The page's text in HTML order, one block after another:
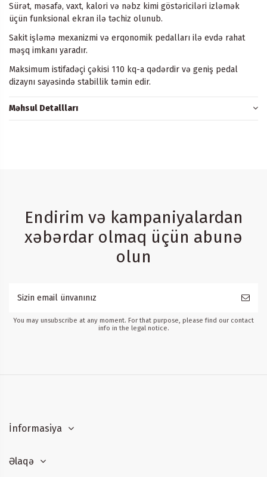
Sürət, məsafə, vaxt, kalori və nəbz kimi göstəriciləri izləmək
üçün funksional ekran ilə təchiz olunub.
Sakit işləmə mexanizmi və erqonomik pedalları ilə evdə rahat
məşq imkanı yaradır.
Maksimum istifadəçi çəkisi 110 kq-a qədərdir və geniş pedal
dizaynı sayəsində stabillik təmin edir.
Məhsul Detallları
Endirim və kampaniyalardan
xəbərdar olmaq üçün abunə
olun
You may unsubscribe at any moment. For that purpose, please find our contact
info in the legal notice.
İnformasiya
Əlaqə